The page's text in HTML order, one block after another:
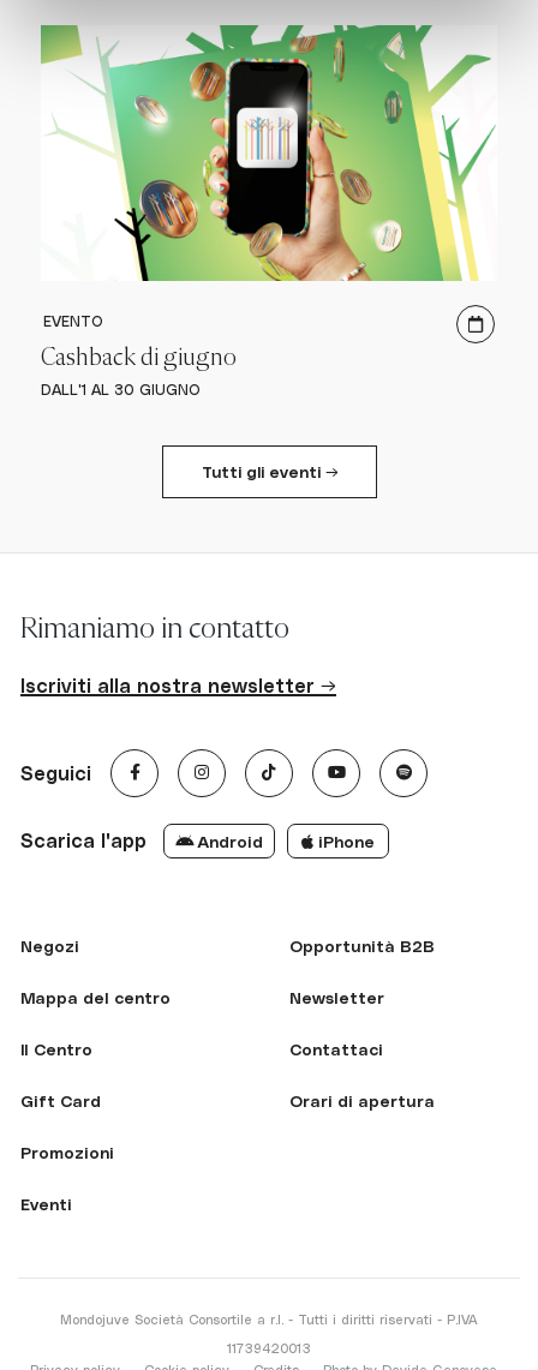
EVENTO
Cashback di giugno
DALL'1 AL 30 GIUGNO
Tutti gli eventi →
Rimaniamo in contatto
Iscriviti alla nostra newsletter →
Seguici
Scarica l'app Android iPhone
Negozi
Mappa del centro
Il Centro
Gift Card
Promozioni
Eventi
Opportunità B2B
Newsletter
Contattaci
Orari di apertura
Mondojuve Società Consortile a r.l. - Tutti i diritti riservati - P.IVA
11739420013